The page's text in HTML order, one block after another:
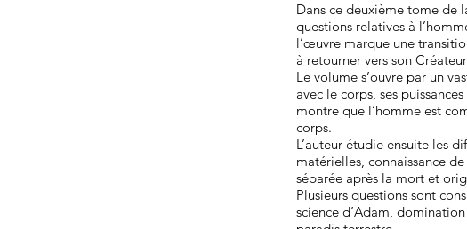
Dans ce deuxième tome de
questions relatives à
l’œuvre marque une
à retourner vers son
Le volume s’ouvre par un
avec le corps, ses
montre que l’homme est
corps.
L’auteur étudie ensuite les
matérielles, connaissance
séparée après la mort et
Plusieurs questions sont
science d’Adam,